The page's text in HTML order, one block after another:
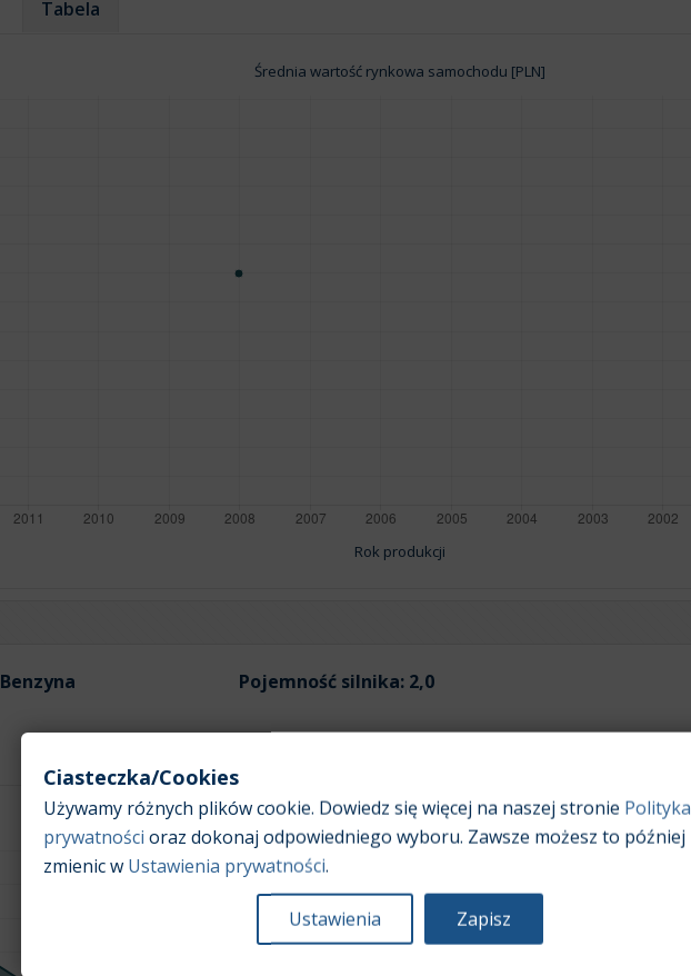
Tabela
Średnia wartość rynkowa samochodu [PLN]
Rok produkcji
Benzyna Pojemność silnika: 2,0
Średnia wartość rynkowa samochodu [PLN]
Ciasteczka/Cookies
Używamy różnych plików cookie. Dowiedz się więcej na naszej stronie Polityka
prywatności oraz dokonaj odpowiedniego wyboru. Zawsze możesz to później
zmienic w Ustawienia prywatności.
Ustawienia Zapisz